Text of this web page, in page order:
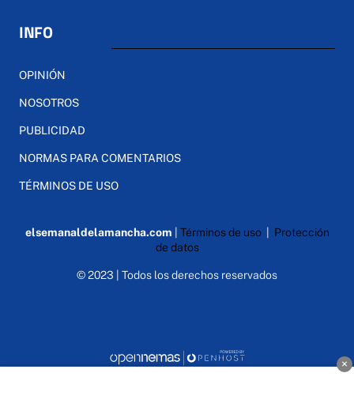
INFO
OPINIÓN
NOSOTROS
PUBLICIDAD
NORMAS PARA COMENTARIOS
TÉRMINOS DE USO
elsemanaldelamancha.com Términos de uso| Protección
de datos
© 2023 | Todos los derechos reservados
×